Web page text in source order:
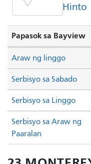
Hinto
Papasok sa Bayview
Serbisyo sa Sabado
Serbisyo sa Linggo
Araw ng linggo
Serbisyo sa Araw ng
Paaralan